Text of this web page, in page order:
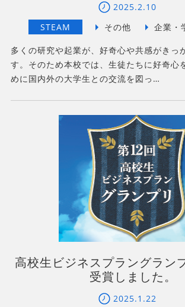
2025.2.10
多くの研究や起業が、好奇心や共感がきっ
す。そのため本校では、生徒たちに好奇心
めに国内外の大学生との交流を図っ…
高校生ビジネスプラングラン
受賞しました。
2025.1.22